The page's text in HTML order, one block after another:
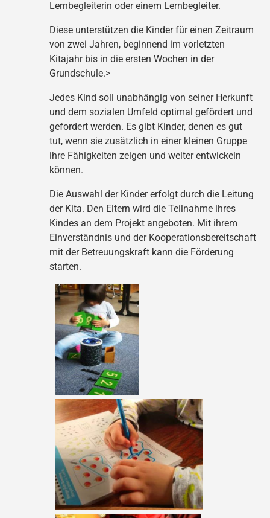
Lernbegleiterin oder einem Lernbegleiter.
Diese unterstützen die Kinder für einen Zeitraum
von zwei Jahren, beginnend im vorletzten
Kitajahr bis in die ersten Wochen in der
Grundschule.>
Jedes Kind soll unabhängig von seiner Herkunft
und dem sozialen Umfeld optimal gefördert und
gefordert werden. Es gibt Kinder, denen es gut
tut, wenn sie zusätzlich in einer kleinen Gruppe
ihre Fähigkeiten zeigen und weiter entwickeln
können.
Die Auswahl der Kinder erfolgt durch die Leitung
der Kita. Den Eltern wird die Teilnahme ihres
Kindes an dem Projekt angeboten. Mit ihrem
Einverständnis und der Kooperationsbereitschaft
mit der Betreuungskraft kann die Förderung
starten.